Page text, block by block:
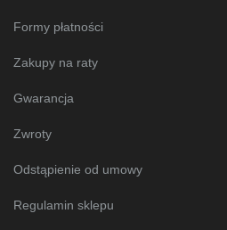
Formy płatności
Zakupy na raty
Gwarancja
Zwroty
Odstąpienie od umowy
Regulamin sklepu